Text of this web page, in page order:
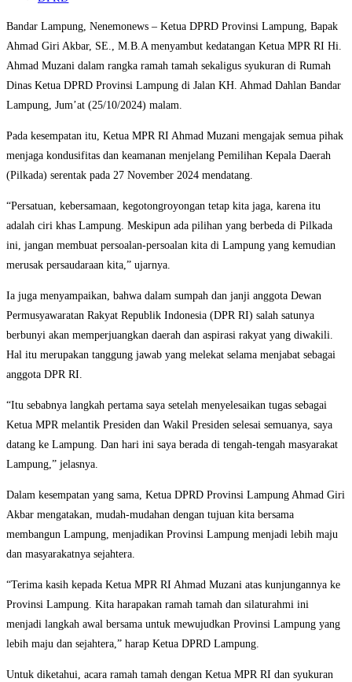
Bandar Lampung, Nenemonews – Ketua DPRD Provinsi Lampung, Bapak
Ahmad Giri Akbar, SE., M.B.A menyambut kedatangan Ketua MPR RI Hi.
Ahmad Muzani dalam rangka ramah tamah sekaligus syukuran di Rumah
Dinas Ketua DPRD Provinsi Lampung di Jalan KH. Ahmad Dahlan Bandar
Lampung, Jum’at (25/10/2024) malam.
Pada kesempatan itu, Ketua MPR RI Ahmad Muzani mengajak semua pihak
menjaga kondusifitas dan keamanan menjelang Pemilihan Kepala Daerah
(Pilkada) serentak pada 27 November 2024 mendatang.
“Persatuan, kebersamaan, kegotongroyongan tetap kita jaga, karena itu
adalah ciri khas Lampung. Meskipun ada pilihan yang berbeda di Pilkada
ini, jangan membuat persoalan-persoalan kita di Lampung yang kemudian
merusak persaudaraan kita,” ujarnya.
Ia juga menyampaikan, bahwa dalam sumpah dan janji anggota Dewan
Permusyawaratan Rakyat Republik Indonesia (DPR RI) salah satunya
berbunyi akan memperjuangkan daerah dan aspirasi rakyat yang diwakili.
Hal itu merupakan tanggung jawab yang melekat selama menjabat sebagai
anggota DPR RI.
“Itu sebabnya langkah pertama saya setelah menyelesaikan tugas sebagai
Ketua MPR melantik Presiden dan Wakil Presiden selesai semuanya, saya
datang ke Lampung. Dan hari ini saya berada di tengah-tengah masyarakat
Lampung,” jelasnya.
Dalam kesempatan yang sama, Ketua DPRD Provinsi Lampung Ahmad Giri
Akbar mengatakan, mudah-mudahan dengan tujuan kita bersama
membangun Lampung, menjadikan Provinsi Lampung menjadi lebih maju
dan masyarakatnya sejahtera.
“Terima kasih kepada Ketua MPR RI Ahmad Muzani atas kunjungannya ke
Provinsi Lampung. Kita harapakan ramah tamah dan silaturahmi ini
menjadi langkah awal bersama untuk mewujudkan Provinsi Lampung yang
lebih maju dan sejahtera,” harap Ketua DPRD Lampung.
Untuk diketahui, acara ramah tamah dengan Ketua MPR RI dan syukuran